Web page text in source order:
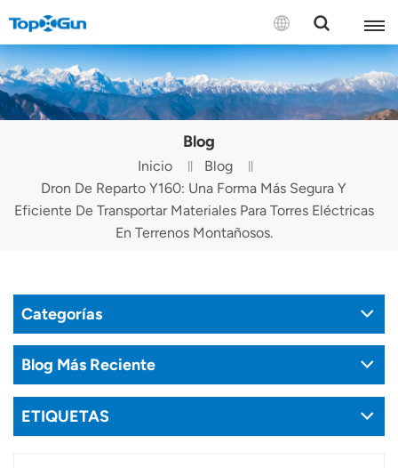
CONTÁCTENOS
English
Русский
Português(Portugal)
Tiếng Việt
Blog
Inicio
Blog
Dron De Reparto Y160: Una Forma Más Segura Y
Eficiente De Transportar Materiales Para Torres Eléctricas
En Terrenos Montañosos.
Categorías
Blog Más Reciente
ETIQUETAS